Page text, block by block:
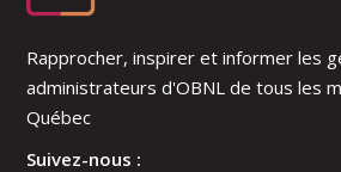
Rapprocher, inspirer et informer les
administrateurs d'OBNL de tous les
Québec
Suivez-nous :